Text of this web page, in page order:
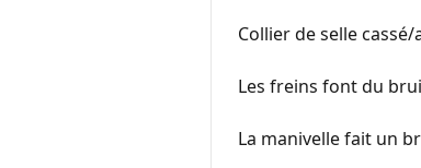
Collier de selle
Les freins font du
La manivelle fait un